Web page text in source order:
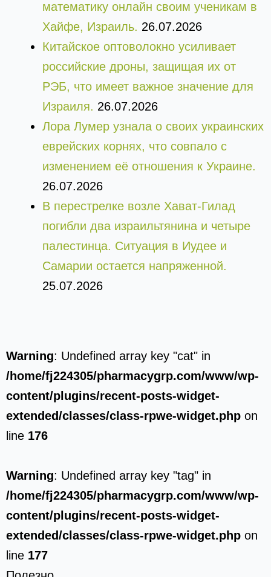
математику онлайн своим ученикам в
Хайфе, Израиль. 26.07.2026
Китайское оптоволокно усиливает
российские дроны, защищая их от
РЭБ, что имеет важное значение для
Израиля. 26.07.2026
Лора Лумер узнала о своих украинских
еврейских корнях, что совпало с
изменением её отношения к Украине.
26.07.2026
В перестрелке возле Хават-Гилад
погибли два израильтянина и четыре
палестинца. Ситуация в Иудее и
Самарии остается напряженной.
25.07.2026
Warning: Undefined array key "cat" in
/home/fj224305/pharmacygrp.com/www/wp-
content/plugins/recent-posts-widget-
extended/classes/class-rpwe-widget.php on
line 176
Warning: Undefined array key "tag" in
/home/fj224305/pharmacygrp.com/www/wp-
content/plugins/recent-posts-widget-
extended/classes/class-rpwe-widget.php on
line 177